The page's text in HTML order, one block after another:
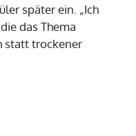
später ein. „Ich
das Thema
statt trockener